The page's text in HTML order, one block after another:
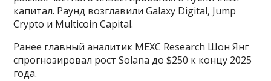
капитал. Раунд возглавили Galaxy Digital, Jump
Crypto и Multicoin Capital.
Ранее главный аналитик MEXC Research Шон Янг
спрогнозировал рост Solana до $250 к концу 2025
года.